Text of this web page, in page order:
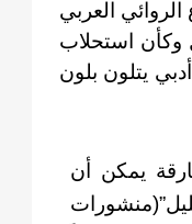
العربي
استحلاب
يتلون بلون
يمكن أن